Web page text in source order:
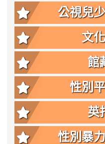
公視兒
文
館
性別
英
性別暴